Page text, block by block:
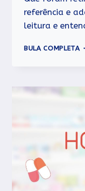
referência e
leitura e
BULA COMPLETA